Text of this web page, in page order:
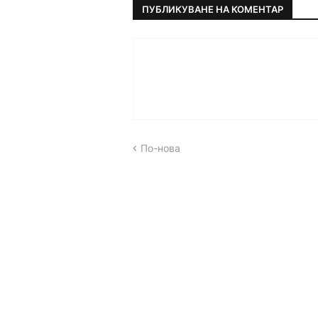
ПУБЛИКУВАНЕ НА КОМЕНТАР
По-нова